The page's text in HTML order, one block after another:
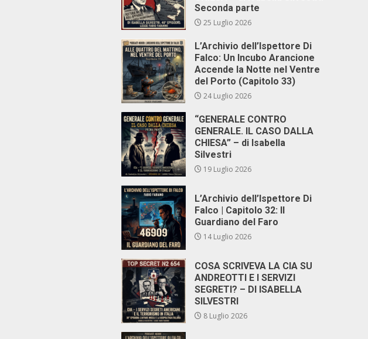
Seconda parte
25 Luglio 2026
L’Archivio dell’Ispettore Di
Falco: Un Incubo Arancione
Accende la Notte nel Ventre
del Porto (Capitolo 33)
24 Luglio 2026
“GENERALE CONTRO
GENERALE. IL CASO DALLA
CHIESA” – di Isabella
Silvestri
19 Luglio 2026
L’Archivio dell’Ispettore Di
Falco | Capitolo 32: Il
Guardiano del Faro
14 Luglio 2026
COSA SCRIVEVA LA CIA SU
ANDREOTTI E I SERVIZI
SEGRETI? – DI ISABELLA
SILVESTRI
8 Luglio 2026